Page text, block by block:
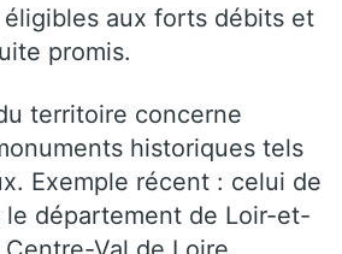
éligibles aux forts débits et
promis.
territoire concerne
historiques tels
Exemple récent : celui de
le département de Loir-et-